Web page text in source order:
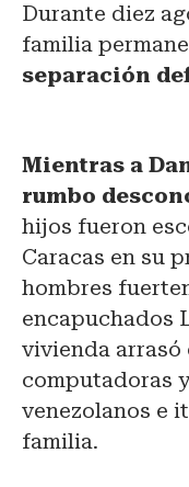
Durante diez
familia
separación
Mientras a
rumbo
hijos fueron
Caracas en su
hombres
encapuchados
vivienda
computadoras
venezolanos e
familia.